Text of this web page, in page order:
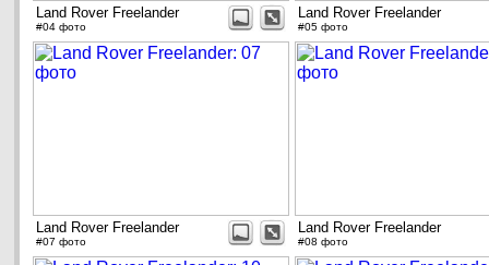
Land Rover Freelander
#04 фото
Land Rover Freelander
#05 фото
Land Rover Freelander
#07 фото
Land Rover Freelander
#08 фото